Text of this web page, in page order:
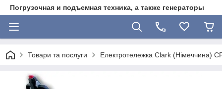
Погрузочная и подъемная техника, а также генераторы
Товари та послуги Електротележка Clark (Німеччина)